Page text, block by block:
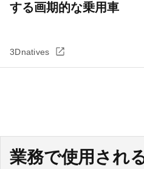
する画期的な乗用車
3Dnatives
業務で使用され